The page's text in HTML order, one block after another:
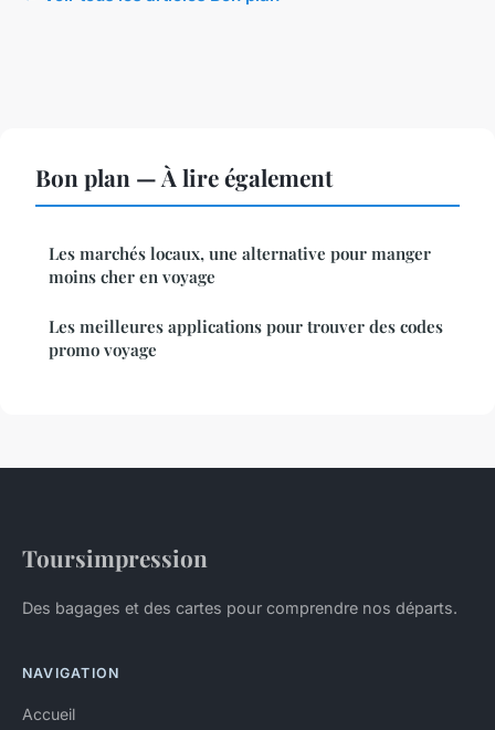
Bon plan — À lire également
Les marchés locaux, une alternative pour manger
moins cher en voyage
Les meilleures applications pour trouver des codes
promo voyage
Toursimpression
Des bagages et des cartes pour comprendre nos départs.
NAVIGATION
Accueil